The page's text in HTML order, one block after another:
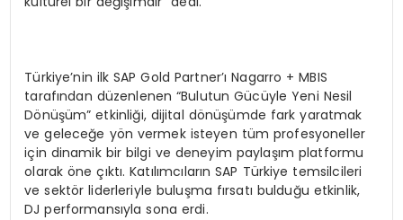
Türkiye’nin ilk SAP Gold Partner’ı Nagarro + MBIS
tarafından düzenlenen “Bulutun Gücüyle Yeni Nesil
Dönüşüm” etkinliği, dijital dönüşümde fark yaratmak
ve geleceğe yön vermek isteyen tüm profesyoneller
için dinamik bir bilgi ve deneyim paylaşım platformu
olarak öne çıktı. Katılımcıların SAP Türkiye temsilcileri
ve sektör liderleriyle buluşma fırsatı bulduğu etkinlik,
DJ performansıyla sona erdi.